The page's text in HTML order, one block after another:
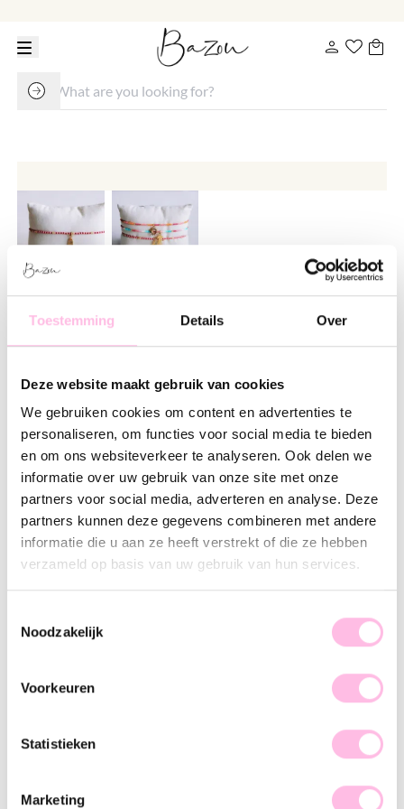
Toestemming Details Over
Deze website maakt gebruik van cookies
We gebruiken cookies om content en advertenties te
personaliseren, om functies voor social media te bieden
en om ons websiteverkeer te analyseren. Ook delen we
informatie over uw gebruik van onze site met onze
partners voor social media, adverteren en analyse. Deze
partners kunnen deze gegevens combineren met andere
informatie die u aan ze heeft verstrekt of die ze hebben
verzameld op basis van uw gebruik van hun services.
Noodzakelijk
Voorkeuren
Statistieken
Marketing
Miyuki anklet with fish - red/pink
Variants:
Mint Pink
Shipping from €1.95
100% waterproof
Description Feature SKU
The perfect detail to complete your summer or festival
outfit! This minimalist anklet from Miyuki's is totally cute,
♥ YOU MAY ALSO LOVE...
Anklet flat snake - gold Fine anklet with daisy flower – gold